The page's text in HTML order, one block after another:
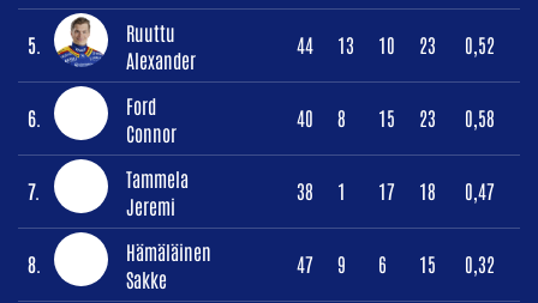
5.
Ruuttu
Alexander
44 13 10 23 0,52
6.
Ford
Connor
40 8 15 23 0,58
7.
Tammela
Jeremi
38 1 17 18 0,47
8.
Hämäläinen
Sakke
47 9 6 15 0,32